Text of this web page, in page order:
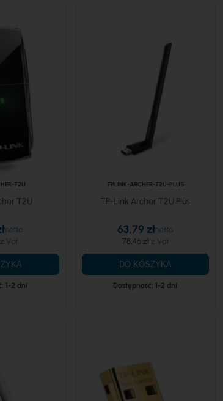
T2U
T2U
1-2 dni
TPLINK-ARCHER-T2U-PLUS
TP-Link Archer T2U Plus
Dostępność: 1-2 dni
78,46 zł
63,79 zł
DO KOSZYKA